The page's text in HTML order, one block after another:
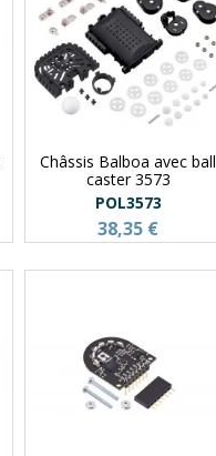
Châssis Balboa avec ball
caster 3573
POL3573
38,35 €